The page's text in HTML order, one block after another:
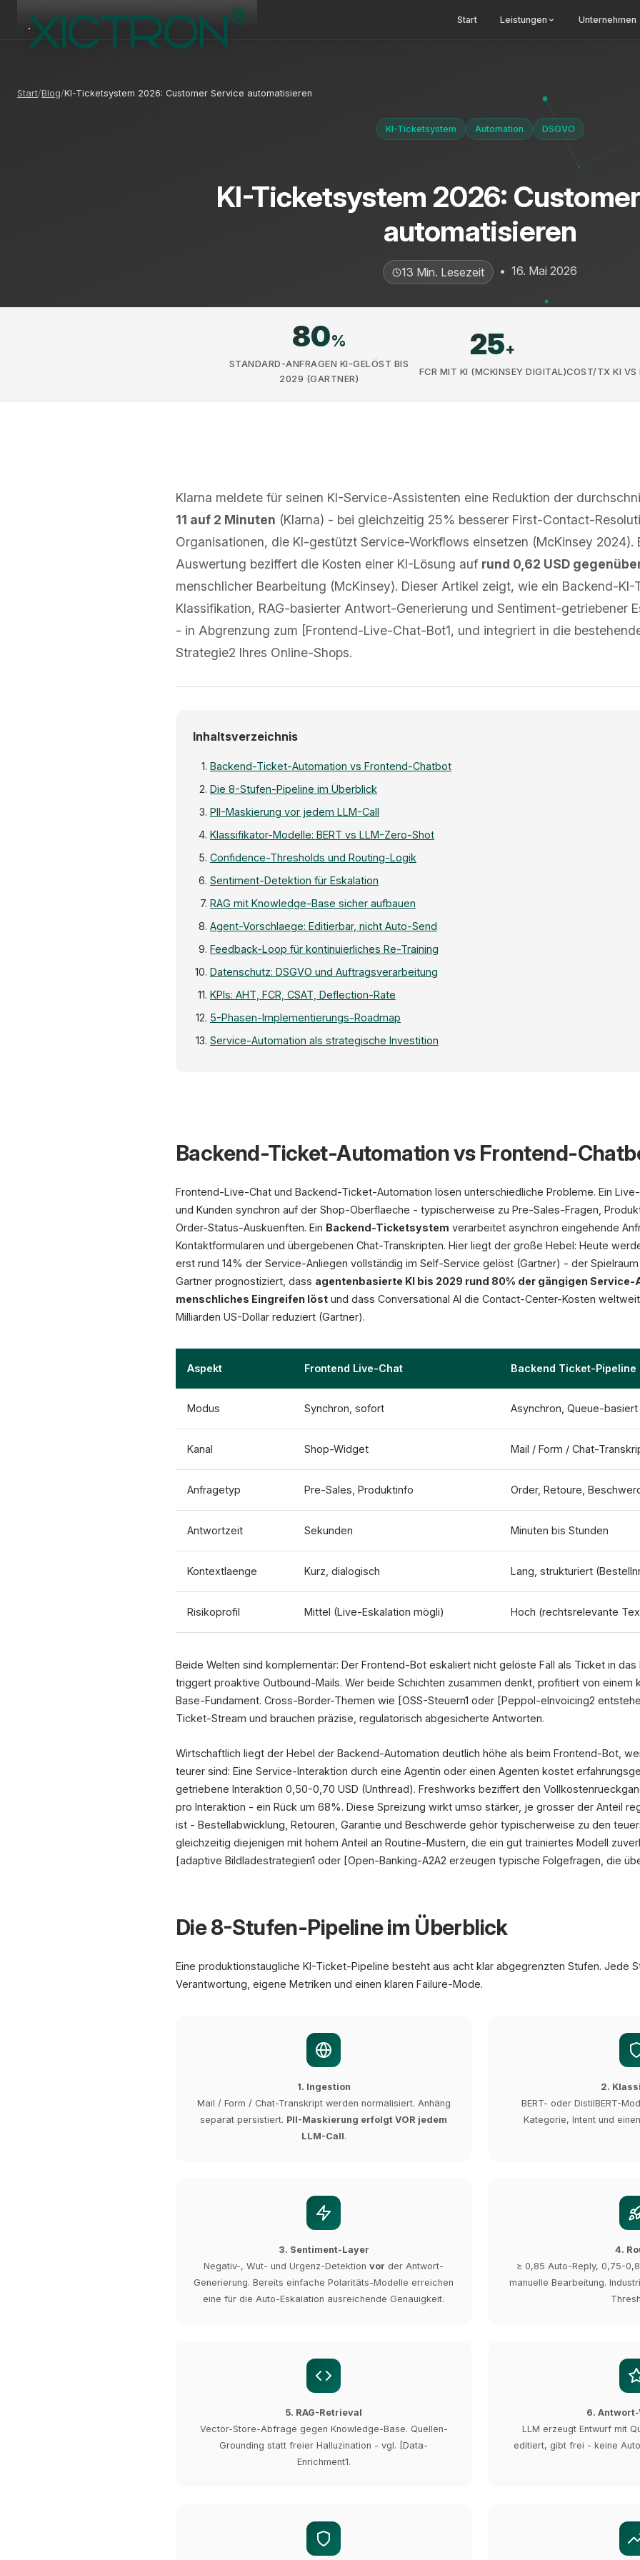
Start Leistungen Unternehmen
Start Blog KI-Ticketsystem 2026: Customer Service automatisieren
KI-Ticketsystem Automation DSGVO
KI-Ticketsystem 2026:
automatisieren
13 Min. Lesezeit • 16. Mai 2026
80%
STANDARD-ANFRAGEN KI-GELÖST BIS
2029 (GARTNER)
25+
FCR MIT KI (MCKINSEY DIGITAL)COST/TX KI VS
Klarna meldete für seinen KI-Service-Assistenten eine Reduktion der
11 auf 2 Minuten (Klarna) - bei gleichzeitig 25% besserer First-Contact-
Organisationen, die KI-gestützt Service-Workflows einsetzen (McKinsey 2024).
Auswertung beziffert die Kosten einer KI-Lösung auf rund 0,62 USD
menschlicher Bearbeitung (McKinsey). Dieser Artikel zeigt, wie ein Backend-
Klassifikation, RAG-basierter Antwort-Generierung und Sentiment-getriebener
- in Abgrenzung zum [Frontend-Live-Chat-Bot1, und integriert in die
Strategie2 Ihres Online-Shops.
Inhaltsverzeichnis
Backend-Ticket-Automation vs Frontend-Chatbot
Die 8-Stufen-Pipeline im Überblick
PII-Maskierung vor jedem LLM-Call
Klassifikator-Modelle: BERT vs LLM-Zero-Shot
Confidence-Thresholds und Routing-Logik
Sentiment-Detektion für Eskalation
RAG mit Knowledge-Base sicher aufbauen
Agent-Vorschlaege: Editierbar, nicht Auto-Send
Feedback-Loop für kontinuierliches Re-Training
Datenschutz: DSGVO und Auftragsverarbeitung
KPIs: AHT, FCR, CSAT, Deflection-Rate
5-Phasen-Implementierungs-Roadmap
Service-Automation als strategische Investition
Eingang
Mail / Form / Chat
Negativ / Wut / Urgenz
+25%
FCR (McKinsey)
Backend-Ticket-Automation vs Frontend-
Frontend-Live-Chat und Backend-Ticket-Automation lösen unterschiedliche Probleme. Ein
und Kunden synchron auf der Shop-Oberflaeche - typischerweise zu Pre-Sales-Fragen,
Order-Status-Auskuenften. Ein Backend-Ticketsystem verarbeitet asynchron eingehende
Kontaktformularen und übergebenen Chat-Transkripten. Hier liegt der große Hebel: Heute
erst rund 14% der Service-Anliegen vollständig im Self-Service gelöst (Gartner) - der
Gartner prognostiziert, dass agentenbasierte KI bis 2029 rund 80% der gängigen Service-
menschliches Eingreifen löst und dass Conversational AI die Contact-Center-Kosten
Milliarden US-Dollar reduziert (Gartner).
Aspekt Frontend Live-Chat Backend Ticket-Pipeline
Modus Synchron, sofort Asynchron, Queue-basiert
Kanal Shop-Widget Mail / Form / Chat-
Anfragetyp Pre-Sales, Produktinfo Order, Retoure,
Antwortzeit Sekunden Minuten bis Stunden
Kontextlaenge Kurz, dialogisch Lang, strukturiert
Risikoprofil Mittel (Live-Eskalation mögli) Hoch (rechtsrelevante
Beide Welten sind komplementär: Der Frontend-Bot eskaliert nicht gelöste Fäll als Ticket in das
triggert proaktive Outbound-Mails. Wer beide Schichten zusammen denkt, profitiert von einem
Base-Fundament. Cross-Border-Themen wie [OSS-Steuern1 oder [Peppol-eInvoicing2
Ticket-Stream und brauchen präzise, regulatorisch abgesicherte Antworten.
Wirtschaftlich liegt der Hebel der Backend-Automation deutlich höhe als beim Frontend-Bot,
teurer sind: Eine Service-Interaktion durch eine Agentin oder einen Agenten kostet
getriebene Interaktion 0,50-0,70 USD (Unthread). Freshworks beziffert den
pro Interaktion - ein Rück um 68%. Diese Spreizung wirkt umso stärker, je grosser der Anteil
ist - Bestellabwicklung, Retouren, Garantie und Beschwerde gehör typischerweise zu den
gleichzeitig diejenigen mit hohem Anteil an Routine-Mustern, die ein gut trainiertes Modell
[adaptive Bildladestrategien1 oder [Open-Banking-A2A2 erzeugen typische Folgefragen, die
Die 8-Stufen-Pipeline im Überblick
Eine produktionstaugliche KI-Ticket-Pipeline besteht aus acht klar abgegrenzten Stufen. Jede
Verantwortung, eigene Metriken und einen klaren Failure-Mode.
1. Ingestion
Mail / Form / Chat-Transkript werden normalisiert. Anhäng
separat persistiert. PII-Maskierung erfolgt VOR jedem
LLM-Call.
2.
BERT- oder DistilBERT-
Kategorie, Intent und
3. Sentiment-Layer
Negativ-, Wut- und Urgenz-Detektion vor der Antwort-
Generierung. Bereits einfache Polaritäts-Modelle erreichen
eine für die Auto-Eskalation ausreichende Genauigkeit.
4.
≥ 0,85 Auto-Reply, 0,75-
manuelle Bearbeitung.
5. RAG-Retrieval
Vector-Store-Abfrage gegen Knowledge-Base. Quellen-
Grounding statt freier Halluzination - vgl. [Data-
Enrichment1.
6.
LLM erzeugt Entwurf mit
editiert, gibt frei - keine